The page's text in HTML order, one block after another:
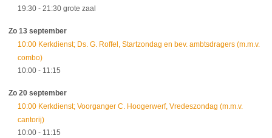
19:30 - 21:30 grote zaal
Zo 13 september
10:00 Kerkdienst; Ds. G. Roffel, Startzondag en bev. ambtsdragers (m.m.v.
combo)
10:00 - 11:15
Zo 20 september
10:00 Kerkdienst; Voorganger C. Hoogerwerf, Vredeszondag (m.m.v.
cantorij)
10:00 - 11:15